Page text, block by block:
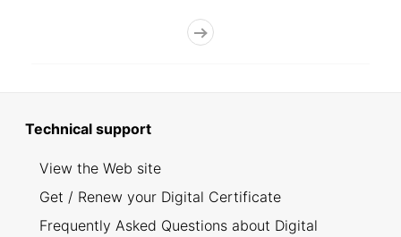
Technical support
View the Web site
Get / Renew your Digital Certificate
Frequently Asked Questions about Digital